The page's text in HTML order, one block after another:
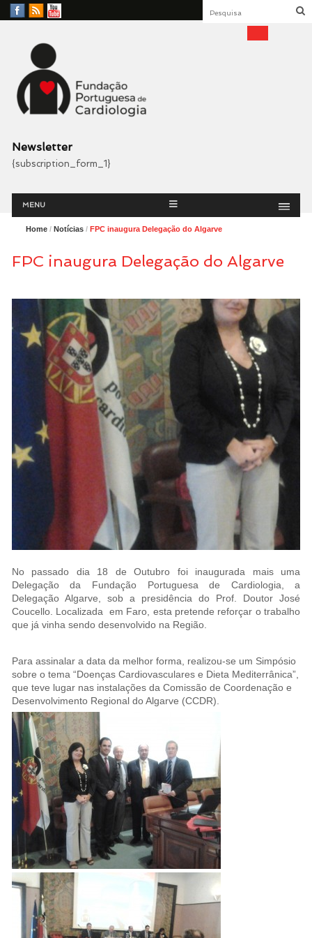
Facebook
RSS
YouTube
Fundação Portuguesa
Cardiologia
Newsletter
{subscription_form_1}
Menu
MENU
Home/ Notícias/ FPC inaugura Delegação do Algarve
FPC inaugura Delegação do Algarve
No passado dia 18 de Outubro foi inaugurada mais uma
Delegação da Fundação Portuguesa de Cardiologia, a
Delegação Algarve, sob a presidência do Prof. Doutor José
Coucello. Localizada em Faro, esta pretende reforçar o trabalho
que já vinha sendo desenvolvido na Região.
Para assinalar a data da melhor forma, realizou-se um Simpósio
sobre o tema “Doenças Cardiovasculares e Dieta Mediterrânica”,
que teve lugar nas instalações da Comissão de Coordenação e
Desenvolvimento Regional do Algarve (CCDR).